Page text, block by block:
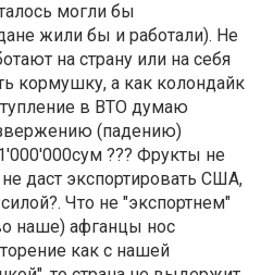
могли бы
жили бы и работали). Не
на страну или на себя
кормушку, а как колондайк
в ВТО думаю
(падению)
??? Фрукты не
даст экспортировать США,
Что не "экспортнем"
наше) афганцы нос
как с нашей